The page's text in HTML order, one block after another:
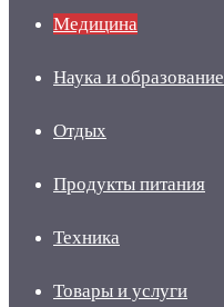
Медицина
Наука и образование
Отдых
Продукты питания
Техника
Товары и услуги